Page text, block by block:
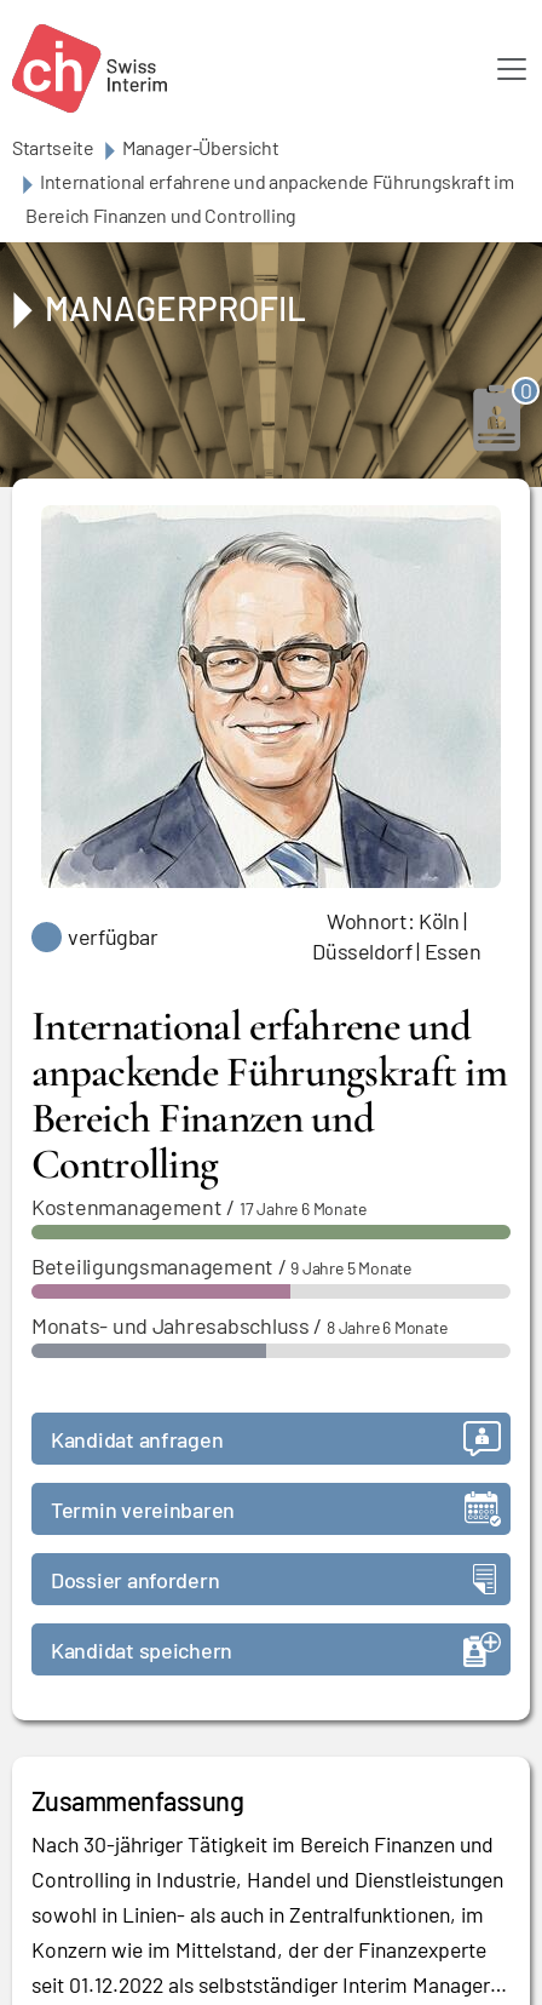
Startseite
Manager-Übersicht
International erfahrene und anpackende Führungskraft im
Bereich Finanzen und Controlling
MANAGERPROFIL
0
verfügbar
Wohnort: Köln |
Düsseldorf | Essen
International erfahrene und
anpackende Führungskraft im
Bereich Finanzen und
Controlling
Kostenmanagement / 17 Jahre 6 Monate
Beteiligungsmanagement /9 Jahre 5 Monate
Monats- und Jahresabschluss / 8 Jahre 6 Monate
Kandidat anfragen
Termin vereinbaren
Dossier anfordern
Kandidat speichern
Zusammenfassung
Nach 30-jähriger Tätigkeit im Bereich Finanzen und
Controlling in Industrie, Handel und Dienstleistungen
sowohl in Linien- als auch in Zentralfunktionen, im
Konzern wie im Mittelstand, der der Finanzexperte
seit 01.12.2022 als selbstständiger Interim Manager